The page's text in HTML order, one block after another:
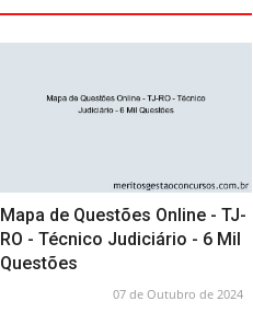
Mapa de Questões Online - TJ-
RO - Técnico Judiciário - 6 Mil
Questões
07 de Outubro de 2024